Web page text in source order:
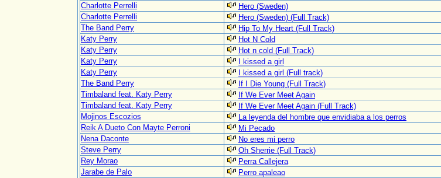
Charlotte Perrelli
Hero (Sweden)
Charlotte Perrelli
Hero (Sweden) (Full Track)
The Band Perry
Hip To My Heart (Full Track)
Katy Perry
Hot N Cold
Katy Perry
Hot n cold (Full Track)
Katy Perry
I kissed a girl
Katy Perry
I kissed a girl (Full track)
The Band Perry
If I Die Young (Full Track)
Timbaland feat. Katy Perry
If We Ever Meet Again
Timbaland feat. Katy Perry
If We Ever Meet Again (Full Track)
Mojinos Escozios
La leyenda del hombre que envidiaba a los perros
Reik A Dueto Con Mayte Perroni
Mi Pecado
Nena Daconte
No eres mi perro
Steve Perry
Oh Sherrie (Full Track)
Rey Morao
Perra Callejera
Jarabe de Palo
Perro apaleao